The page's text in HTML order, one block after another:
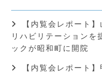
【内覧会レポート
リハビリテーションを
ックが昭和町に開院
【内覧会レポート